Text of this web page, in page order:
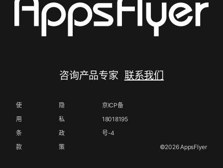
咨询产品专家 联系我们
使
用
条
款
隐
私
政
策
京ICP备
18018195
号-4
©2026 AppsFlyer